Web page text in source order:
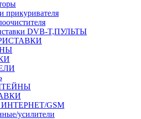
прикуривателя
DVB-T,ПУЛЬТЫ
GSM
усилители